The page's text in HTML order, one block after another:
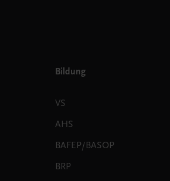
Bildung
VS
AHS
BAFEP/BASOP
BRP